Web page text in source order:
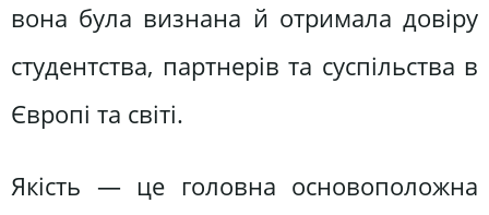
вона була визнана й отримала довіру
студентства, партнерів та суспільства в
Європі та світі.
Якість — це головна основоположна